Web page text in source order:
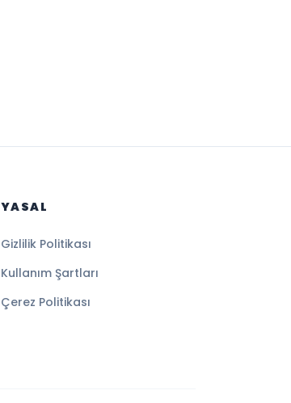
YASAL
Gizlilik Politikası
Kullanım Şartları
Çerez Politikası